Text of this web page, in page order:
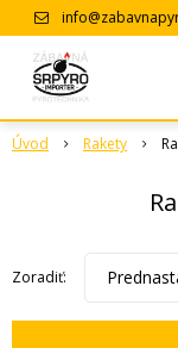
Úvod Rakety
Zoradiť: